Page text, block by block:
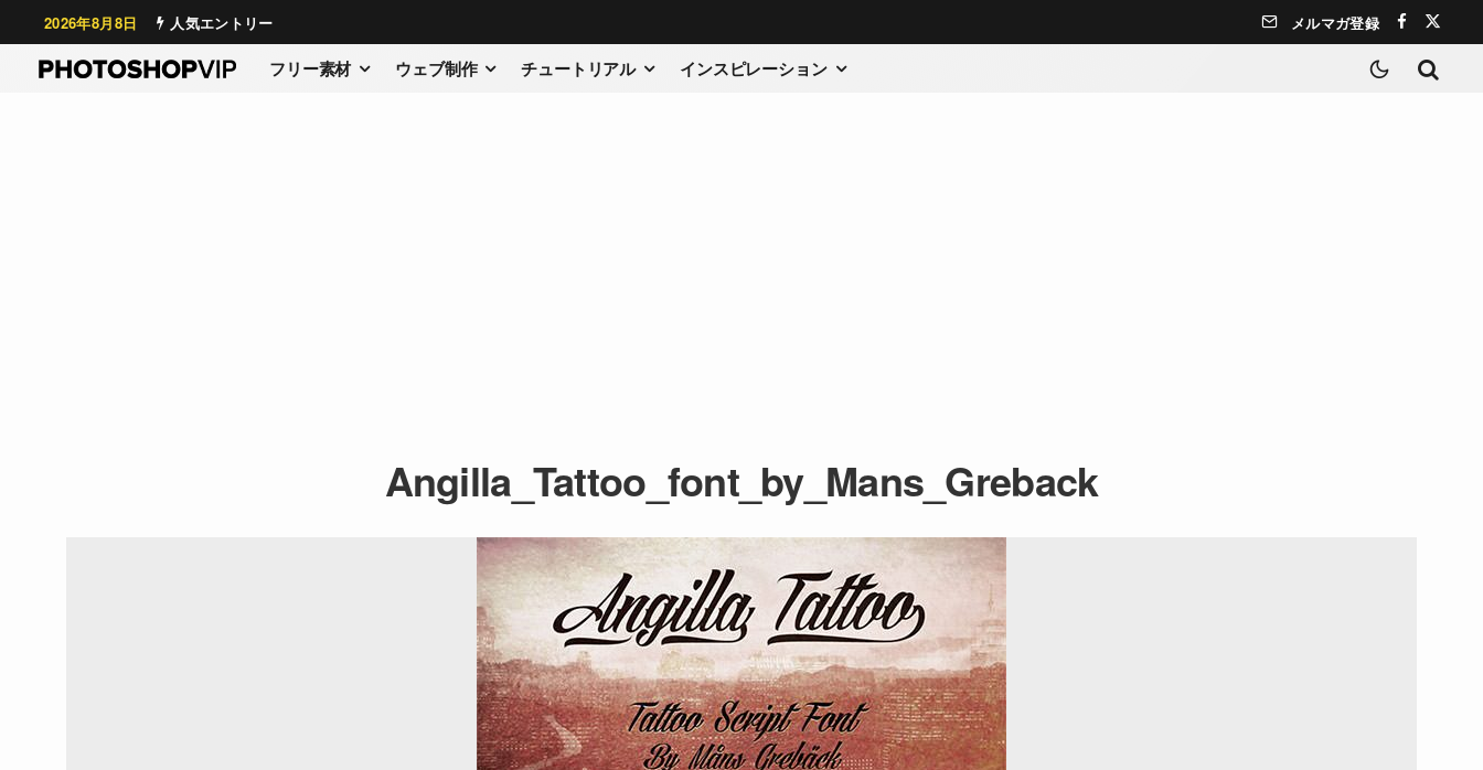
2026年8月8日 人気エントリー メルマガ登録
フリー素材 ウェブ制作 チュートリアル インスピレーション
Angilla_Tattoo_font_by_Mans_Greback